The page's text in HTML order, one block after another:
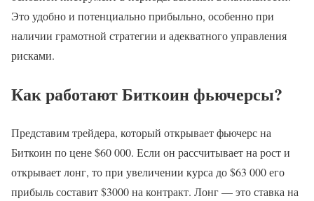
Это удобно и потенциально прибыльно, особенно при
наличии грамотной стратегии и адекватного управления
рисками.
Как работают Биткоин фьючерсы?
Представим трейдера, который открывает фьючерс на
Биткоин по цене $60 000. Если он рассчитывает на рост и
открывает лонг, то при увеличении курса до $63 000 его
прибыль составит $3000 на контракт. Лонг — это ставка на